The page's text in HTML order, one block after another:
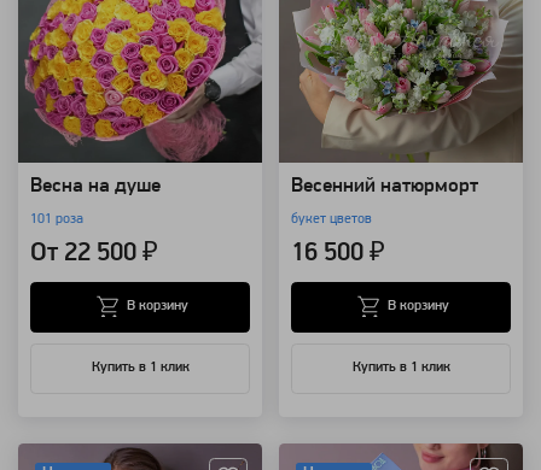
Весна на душе
101 роза
От 22 500 ₽
Купить в 1 клик
В корзину
Весенний натюрморт
букет цветов
16 500 ₽
Купить в 1 клик
В корзину